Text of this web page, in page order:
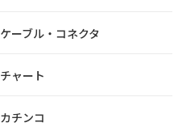
ケーブル・コネクタ
チャート
カチンコ